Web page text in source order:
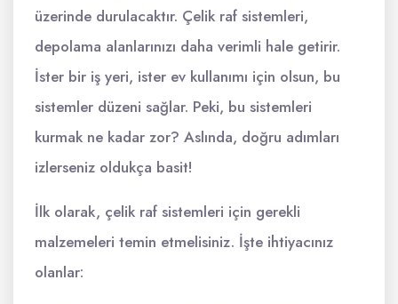
üzerinde durulacaktır. Çelik raf sistemleri,
depolama alanlarınızı daha verimli hale getirir.
İster bir iş yeri, ister ev kullanımı için olsun, bu
sistemler düzeni sağlar. Peki, bu sistemleri
kurmak ne kadar zor? Aslında, doğru adımları
izlerseniz oldukça basit!
İlk olarak, çelik raf sistemleri için gerekli
malzemeleri temin etmelisiniz. İşte ihtiyacınız
olanlar: